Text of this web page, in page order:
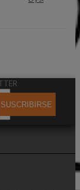
SUSCRIBIRSE